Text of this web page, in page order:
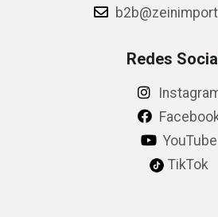
Redes
YouTube
TikTok